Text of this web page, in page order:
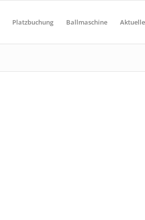
Platzbuchung Ballmaschine